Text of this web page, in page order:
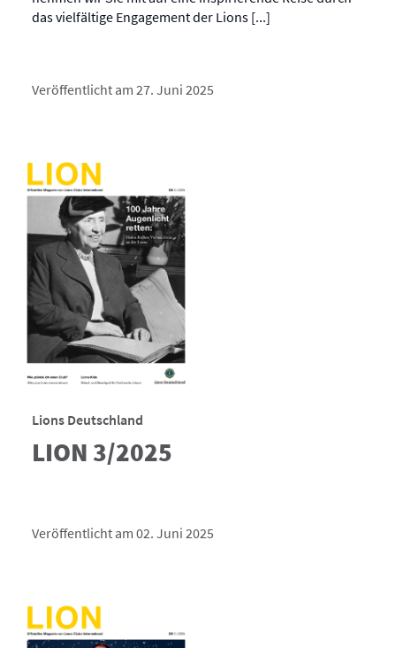
das vielfältige Engagement der Lions [...]
Veröffentlicht am 27. Juni 2025
Lions Deutschland
LION 3/2025
Veröffentlicht am 02. Juni 2025